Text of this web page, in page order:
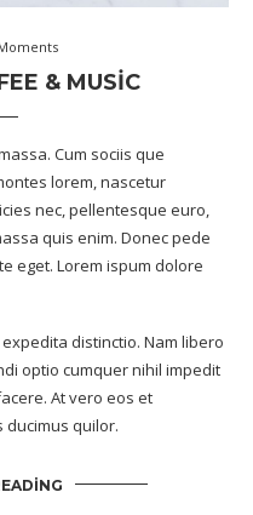
& MUSIC
Cum sociis que
lorem, nascetur
nec, pellentesque euro,
quis enim. Donec pede
eget. Lorem ispum dolore
distinctio. Nam libero
optio cumquer nihil impedit
At vero eos et
ducimus quilor.